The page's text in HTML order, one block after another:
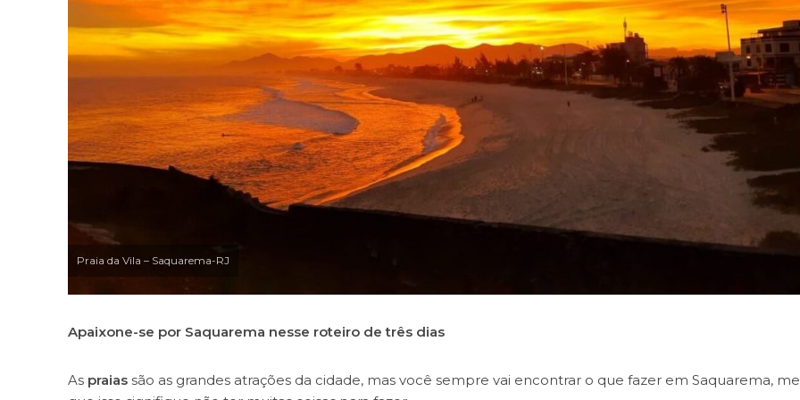
Praia da Vila – Saquarema-RJ
Apaixone-se por Saquarema nesse roteiro de três dias
As praias são as grandes atrações da cidade, mas você sempre vai encontrar o que fazer em Saquarema,